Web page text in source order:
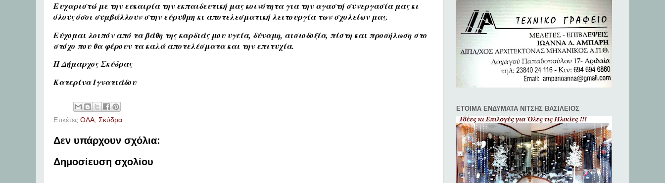
Ευχαριστώ με την ευκαιρία την εκπαιδευτική μας κοινότητα για την αγαστή συνεργασία μας κι
όλους όσοι συμβάλλουν στην εύρυθμη κι αποτελεσματική λειτουργία των σχολείων μας.
Εύχομαι λοιπόν από τα βάθη της καρδιάς μου υγεία, δύναμη, αισιοδοξία, πίστη και προσήλωση στο
στόχο που θα φέρουν τα καλά αποτελέσματα και την επιτυχία.
Η Δήμαρχος Σκύδρας
Κατερίνα Ιγνατιάδου
Ετικέτες ΟΛΑ Σκύδρα
Δεν υπάρχουν σχόλια:
Δημοσίευση σχολίου
ΕΤΟΙΜΑ ΕΝΔΥΜΑΤΑ ΝΙΤΣΗΣ ΒΑΣΙΛΕΙΟΣ